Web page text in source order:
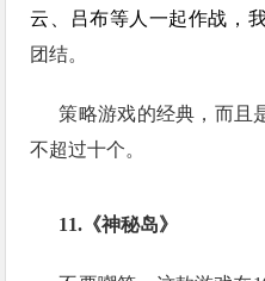
云、吕布等人一起作战，
团结。
策略游戏的经典，而且
不超过十个。
11.《神秘岛》